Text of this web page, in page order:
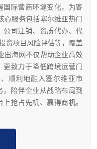
国际营商环墶变化，为客
心服务包括塞尔维亚热门
公司注销、资质代办、代
资项目风险评估等，覆盖
出海网不仅帮助企业高效
致力于降低跨境运营门
顺利地融入塞尔维亚市
陪伴企业从战略布局到
抢占先机、赢得商机。